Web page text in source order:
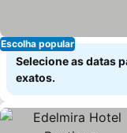
Escolha popular
Selecione as datas
exatos.